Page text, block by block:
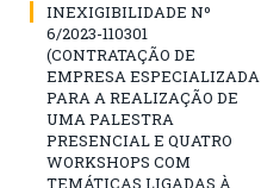
INEXIGIBILIDADE Nº
6/2023-110301
(CONTRATAÇÃO DE
EMPRESA ESPECIALIZADA
PARA A REALIZAÇÃO DE
UMA PALESTRA
PRESENCIAL E QUATRO
WORKSHOPS COM
TEMÁTICAS LIGADAS À